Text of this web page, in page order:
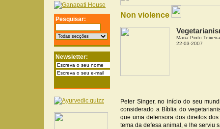
Pesquisar:
Newsletter:
Non violence
Maria Pinto Teixeira
22-03-2007
Peter Singer, no início do seu
considerado a Bíblia do
que uma defensora dos direitos
tema da defesa animal, e lhe serviu